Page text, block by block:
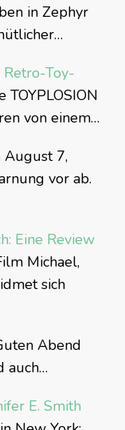
in Zephyr
Retro-Toy-
TOYPLOSION
von einem…
August 7,
vor ab.
Eine Review
Michael,
sich
Abend
auch…
E. Smith